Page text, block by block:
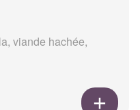
viande hachée,